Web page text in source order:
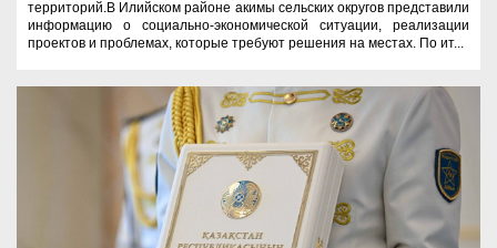
территорий.В Илийском районе акимы сельских округов представили
информацию о социально-экономической ситуации, реализации
проектов и проблемах, которые требуют решения на местах. По ит...